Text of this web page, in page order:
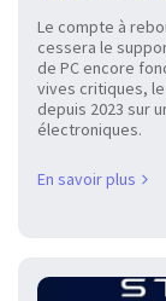
Le compte à
cessera le
de PC encore
vives critiques, le
depuis 2023 sur
électroniques.
En savoir plus